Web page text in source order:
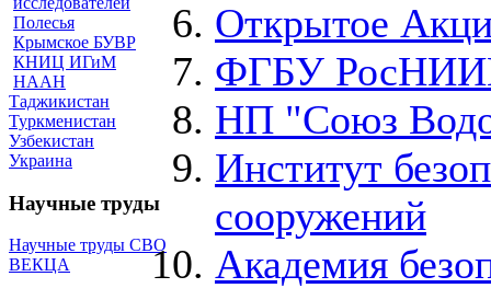
Полесья
Крымское БУВР
КНИЦ ИГиМ
НААН
Таджикистан
Туркменистан
Узбекистан
Украина
Научные труды
Научные труды СВО
ВЕКЦА
Открытое
ФГБУ
НП "Союз
Институт
сооружений
Академия